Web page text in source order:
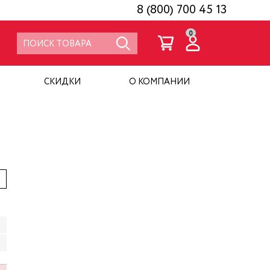
8 (800) 700 45 13
0
СКИДКИ О КОМПАНИИ